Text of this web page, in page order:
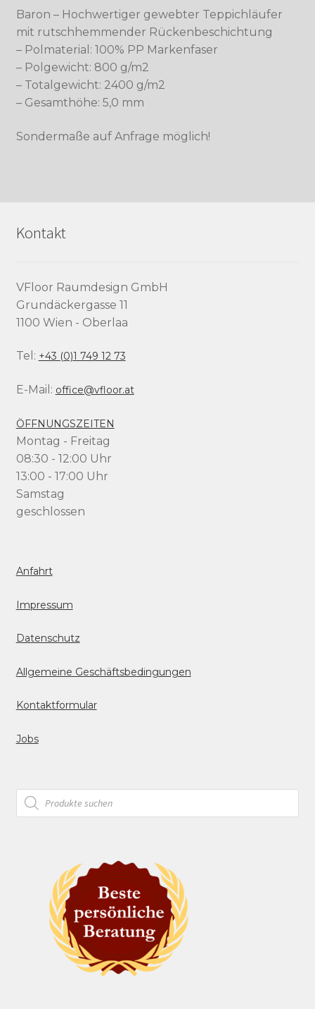
Baron – Hochwertiger gewebter Teppichläufer
mit rutschhemmender Rückenbeschichtung
– Polmaterial: 100% PP Markenfaser
– Polgewicht: 800 g/m2
– Totalgewicht: 2400 g/m2
– Gesamthöhe: 5,0 mm
Sondermaße auf Anfrage möglich!
Kontakt
VFloor Raumdesign GmbH
Grundäckergasse 11
1100 Wien - Oberlaa
Tel: +43 (0)1 749 12 73
E-Mail: office@vfloor.at
ÖFFNUNGSZEITEN
Montag - Freitag
08:30 - 12:00 Uhr
13:00 - 17:00 Uhr
Samstag
geschlossen
Anfahrt
Impressum
Datenschutz
Allgemeine Geschäftsbedingungen
Kontaktformular
Jobs
Products
search